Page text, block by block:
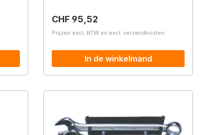
Normale prijs:
CHF 95,52
Prijzen excl. BTW en excl. verzendkosten
In de winkelmand